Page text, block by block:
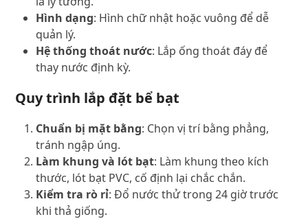
Hình dạng: Hình chữ nhật hoặc vuông để dễ
quản lý.
Hệ thống thoát nước: Lắp ống thoát đáy để
thay nước định kỳ.
Quy trình lắp đặt bể bạt
Chuẩn bị mặt bằng: Chọn vị trí bằng phẳng,
tránh ngập úng.
Làm khung và lót bạt: Làm khung theo kích
thước, lót bạt PVC, cố định lại chắc chắn.
Kiểm tra rò rỉ: Đổ nước thử trong 24 giờ trước
khi thả giống.